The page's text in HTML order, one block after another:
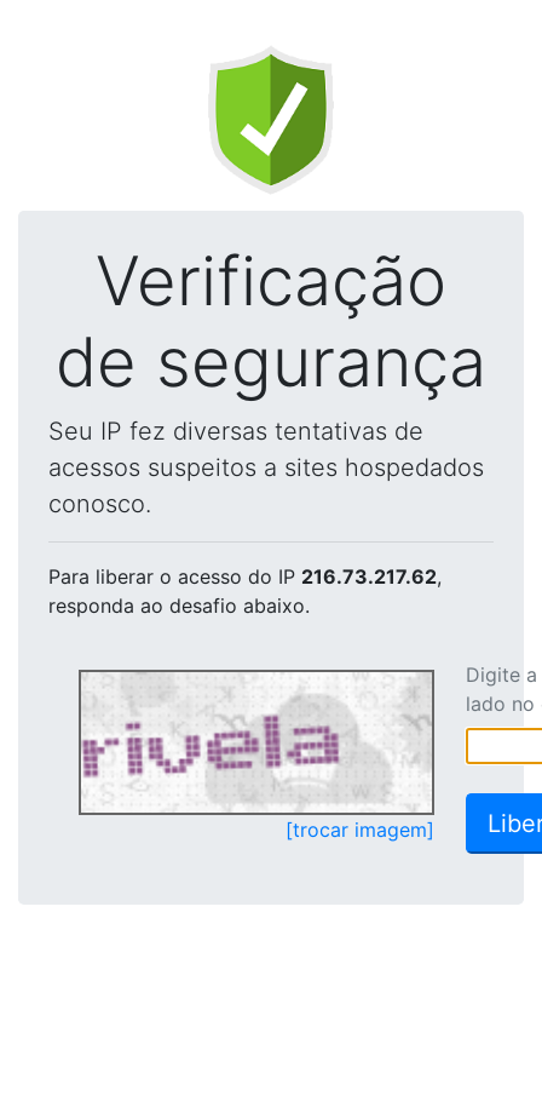
Verificação
de segurança
Seu IP fez diversas tentativas de
acessos suspeitos a sites hospedados
conosco.
Para liberar o acesso do IP 216.73.217.62,
responda ao desafio abaixo.
[trocar imagem]
Digite
lado no